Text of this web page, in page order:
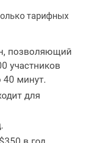
тарифных
позволяющий
участников
минут.
для